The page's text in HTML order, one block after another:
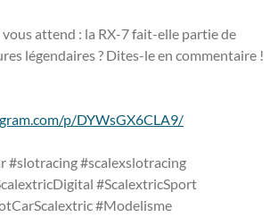
vous attend : la RX-7 fait-elle partie de
légendaires ? Dites-le en commentaire !
p/DYWsGX6CLA9/
#slotracing#scalexslotracing
#ScalextricSport
#Modelisme